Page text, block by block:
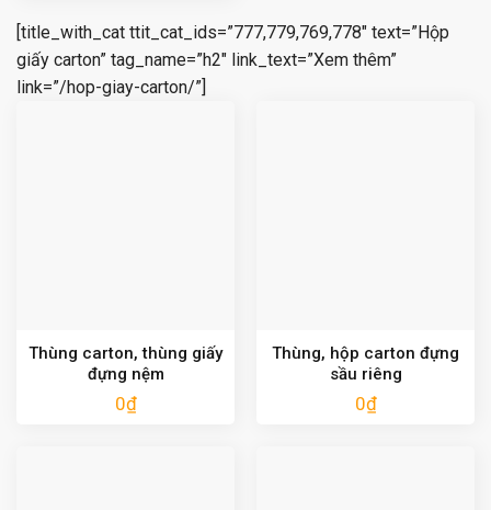
[title_with_cat ttit_cat_ids=”777,779,769,778″ text=”Hộp
giấy carton” tag_name=”h2″ link_text=”Xem thêm”
link=”/hop-giay-carton/”]
Thùng carton, thùng giấy
đựng nệm
0₫
Thùng, hộp carton đựng
sầu riêng
0₫